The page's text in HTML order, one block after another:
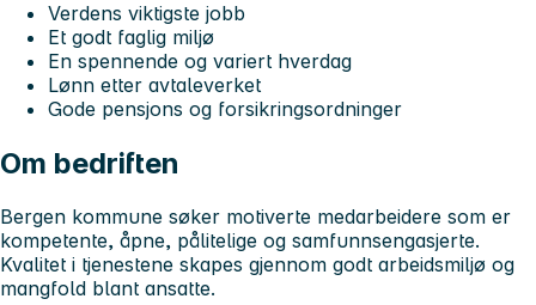
Verdens viktigste jobb
Et godt faglig miljø
En spennende og variert hverdag
Lønn etter avtaleverket
Gode pensjons og forsikringsordninger
Om bedriften
Bergen kommune søker motiverte medarbeidere som er
kompetente, åpne, pålitelige og samfunnsengasjerte.
Kvalitet i tjenestene skapes gjennom godt arbeidsmiljø og
mangfold blant ansatte.